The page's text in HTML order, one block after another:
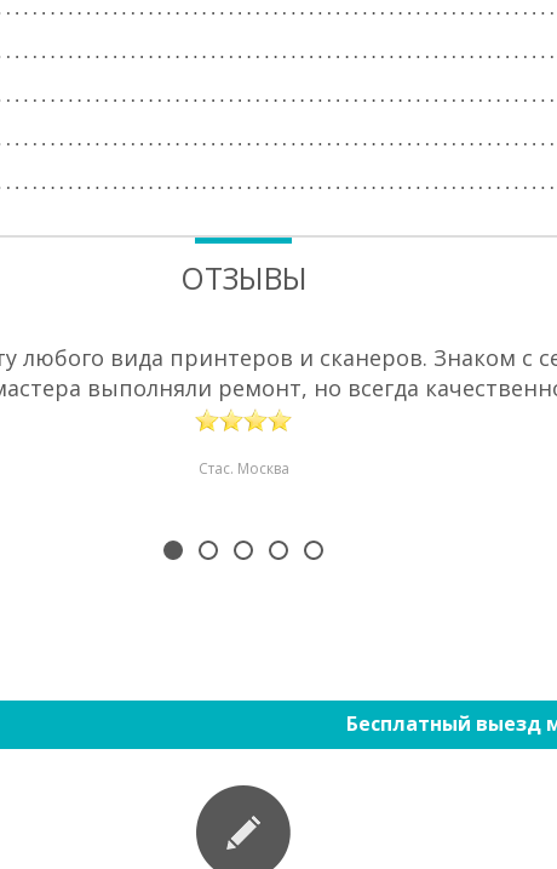
ОТЗЫВЫ
любого вида принтеров и сканеров. Знаком с
выполняли ремонт, но всегда
Стас. Москва
Бесплатный выезд